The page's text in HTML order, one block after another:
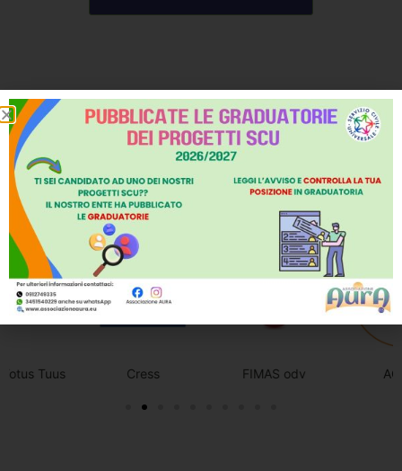
I NOSTRI ENTI
Cress